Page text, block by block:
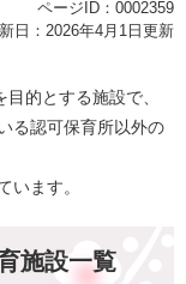
ページID：0002359
日：2026年4月1日更新
的とする施設で、
る認可保育所以外の
います。
施設一覧